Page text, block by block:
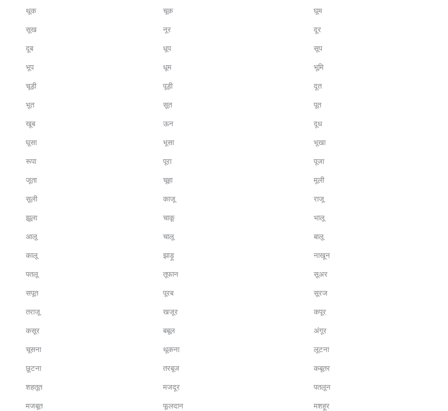
थूक
चूक
घूम
सूख
नूर
दूर
दूब
धूप
सूप
भूप
धूम
भूमि
चूड़ी
पूड़ी
दूत
भूत
सूत
पूत
खूब
ऊन
दूध
घूसा
भूसा
भूखा
रूपा
पूरा
पूजा
जूता
चूहा
मूली
सूली
काजू
राजू
झूला
चाकू
भालू
आलू
चालू
बालू
कालू
झाड़ू
नाखून
पतलू
तूफान
सूअर
सपूत
पूरब
सूरज
तराजू
खजूर
कपूर
कसूर
बबूल
अंगूर
चूसना
थूकना
लूटना
छूटना
तरबूज
कबूतर
शहतूत
मजदूर
पतलून
मजबूत
फूलदान
मशहूर